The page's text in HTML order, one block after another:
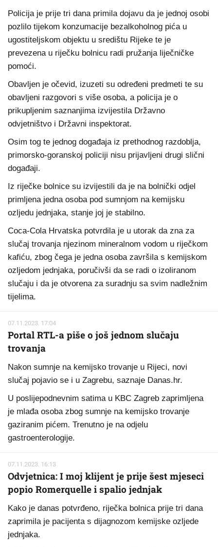
Policija je prije tri dana primila dojavu da je jednoj osobi
pozlilo tijekom konzumacije bezalkoholnog pića u
ugostiteljskom objektu u središtu Rijeke te je
prevezena u riječku bolnicu radi pružanja liječničke
pomoći.
Obavljen je očevid, izuzeti su određeni predmeti te su
obavljeni razgovori s više osoba, a policija je o
prikupljenim saznanjima izvijestila Državno
odvjetništvo i Državni inspektorat.
Osim tog te jednog događaja iz prethodnog razdoblja,
primorsko-goranskoj policiji nisu prijavljeni drugi slični
događaji.
Iz riječke bolnice su izvijestili da je na bolnički odjel
primljena jedna osoba pod sumnjom na kemijsku
ozljedu jednjaka, stanje joj je stabilno.
Coca-Cola Hrvatska potvrdila je u utorak da zna za
slučaj trovanja njezinom mineralnom vodom u riječkom
kafiću, zbog čega je jedna osoba završila s kemijskom
ozljedom jednjaka, poručivši da se radi o izoliranom
slučaju i da je otvorena za suradnju sa svim nadležnim
tijelima.
07.11.2023. 17:04
Portal RTL-a piše o još jednom slučaju
trovanja
Nakon sumnje na kemijsko trovanje u Rijeci, novi
slučaj pojavio se i u Zagrebu, saznaje Danas.hr.
U poslijepodnevnim satima u KBC Zagreb zaprimljena
je mlađa osoba zbog sumnje na kemijsko trovanje
gaziranim pićem. Trenutno je na odjelu
gastroenterologije.
07.11.2023. 16:13
Odvjetnica: I moj klijent je prije šest mjeseci
popio Romerquelle i spalio jednjak
Kako je danas potvrđeno, riječka bolnica prije tri dana
zaprimila je pacijenta s dijagnozom kemijske ozljede
jednjaka.